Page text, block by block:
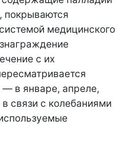
покрываются
медицинского
с их
— в январе, апреле,
связи с колебаниями